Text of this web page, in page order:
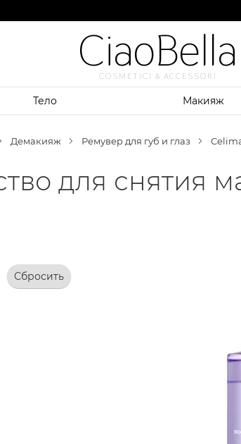
CiaoBella
COSMETICI & ACCESSORI
Тело Макияж
Демакияж Ремувер для губ и глаз
для снятия
Сбросить